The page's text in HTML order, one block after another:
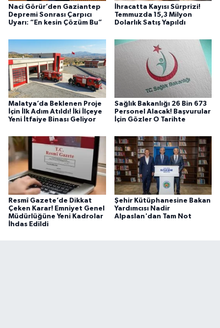
Naci Görür’den Gaziantep
Depremi Sonrası Çarpıcı
Uyarı: “En kesin Çözüm Bu”
İhracatta Kayısı Sürprizi!
Temmuzda 15,3 Milyon
Dolarlık Satış Yapıldı
Malatya’da Beklenen Proje
İçin İlk Adım Atıldı! İki İlçeye
Yeni İtfaiye Binası Geliyor
Sağlık Bakanlığı 26 Bin 673
Personel Alacak! Başvurular
İçin Gözler O Tarihte
Resmî Gazete’de Dikkat
Çeken Karar! Emniyet Genel
Müdürlüğüne Yeni Kadrolar
İhdas Edildi
Şehir Kütüphanesine Bakan
Yardımcısı Nadir
Alpaslan'dan Tam Not